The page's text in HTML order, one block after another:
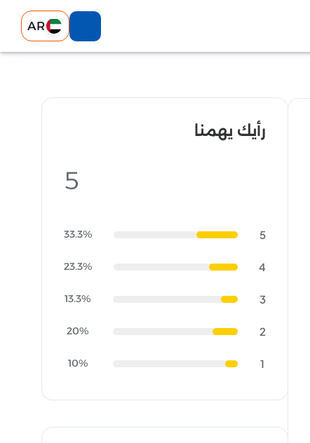
AR
رأيك يهمنا
5
5
33.3%
4
23.3%
3
13.3%
2
20%
1
10%